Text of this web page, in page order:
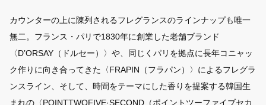
カウンターの上に陳列されるフレグランスのラインナップも唯一
無二。フランス・パリで1830年に創業した老舗ブランド
〈D’ORSAY（ドルセー）〉や、同じくパリを拠点に長年コニャッ
ク作りに向き合ってきた〈FRAPIN（フラパン）〉によるフレグラ
ンスライン、そして、時間をテーマにした香りを提案する韓国生
まれの〈POINTTWOFIVE·SECOND（ポイントツーファイブセカ